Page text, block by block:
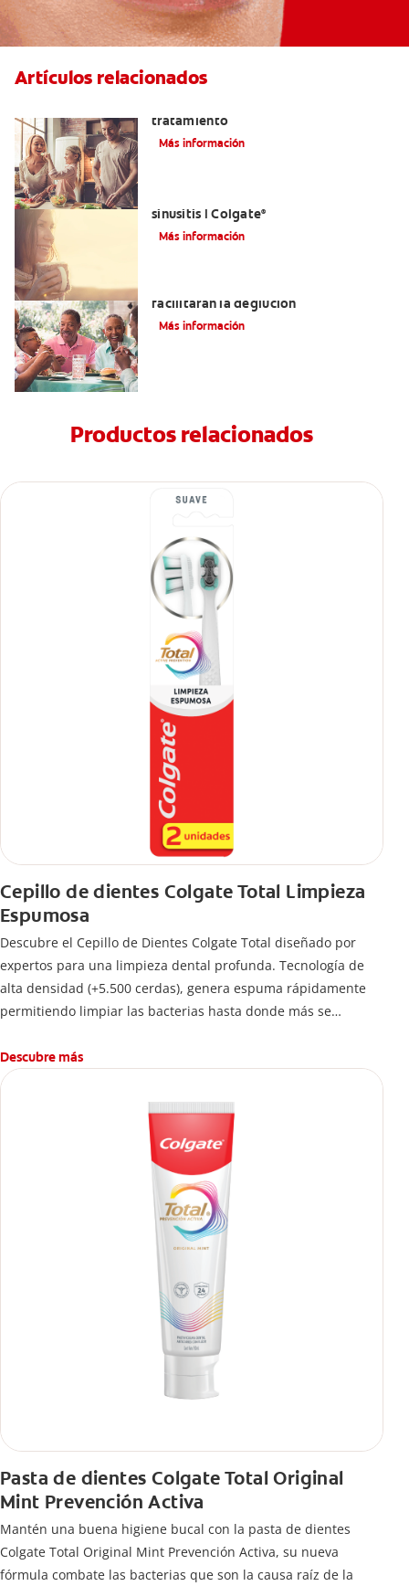
Artículos relacionados
tratamiento
Más información
sinusitis | Colgate®
Más información
facilitarán la deglución
Más información
Productos relacionados
Cepillo de dientes Colgate Total Limpieza
Espumosa
Descubre el Cepillo de Dientes Colgate Total diseñado por
expertos para una limpieza dental profunda. Tecnología de
alta densidad (+5.500 cerdas), genera espuma rápidamente
permitiendo limpiar las bacterias hasta donde más se
Descubre más
Pasta de dientes Colgate Total Original
Mint Prevención Activa
Mantén una buena higiene bucal con la pasta de dientes
Colgate Total Original Mint Prevención Activa, su nueva
fórmula combate las bacterias que son la causa raíz de la